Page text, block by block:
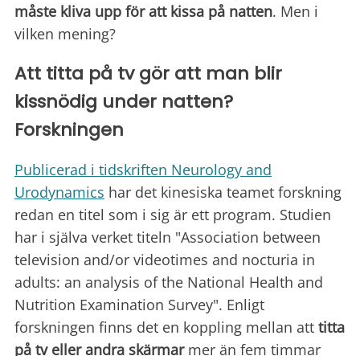
måste kliva upp för att kissa på natten. Men i
vilken mening?
Att titta på tv gör att man blir
kissnödig under natten?
Forskningen
Publicerad i tidskriften Neurology and
Urodynamics har det kinesiska teamet forskning
redan en titel som i sig är ett program. Studien
har i själva verket titeln "Association between
television and/or videotimes and nocturia in
adults: an analysis of the National Health and
Nutrition Examination Survey". Enligt
forskningen finns det en koppling mellan att titta
på tv eller andra skärmarmer än fem timmar